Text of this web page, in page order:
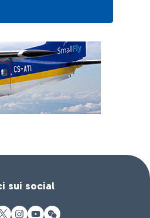
sui social